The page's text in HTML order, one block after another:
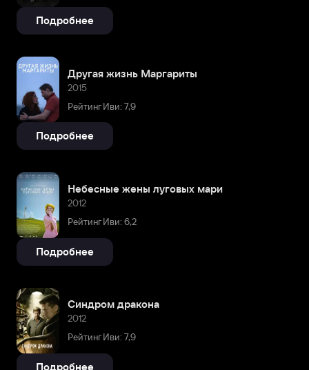
Подробнее
Другая жизнь Маргариты
2015
Рейтинг Иви: 7,9
Подробнее
Небесные жены луговых мари
2012
Рейтинг Иви: 6,2
Подробнее
Синдром дракона
2012
Рейтинг Иви: 7,9
Подробнее